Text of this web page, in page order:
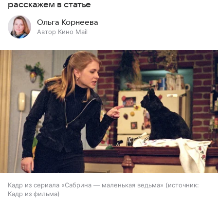
расскажем в статье
Ольга Корнеева
Автор Кино Mail
Кадр из сериала «Сабрина — маленькая ведьма»
источник:
Кадр из фильма